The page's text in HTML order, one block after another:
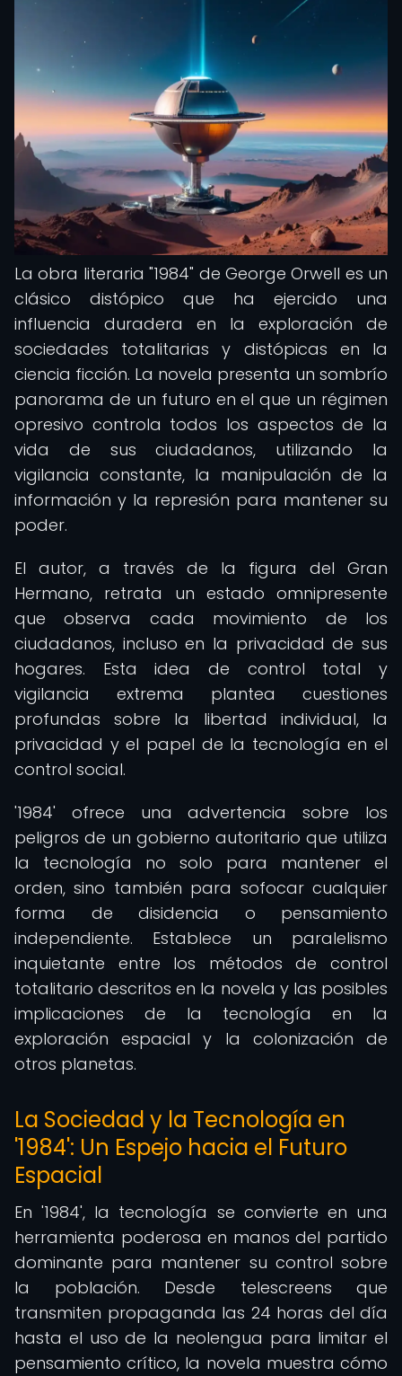
La obra literaria "1984" de George Orwell es un
clásico distópico que ha ejercido una
influencia duradera en la exploración de
sociedades totalitarias y distópicas en la
ciencia ficción. La novela presenta un sombrío
panorama de un futuro en el que un régimen
opresivo controla todos los aspectos de la
vida de sus ciudadanos, utilizando la
vigilancia constante, la manipulación de la
información y la represión para mantener su
poder.
El autor, a través de la figura del Gran
Hermano, retrata un estado omnipresente
que observa cada movimiento de los
ciudadanos, incluso en la privacidad de sus
hogares. Esta idea de control total y
vigilancia extrema plantea cuestiones
profundas sobre la libertad individual, la
privacidad y el papel de la tecnología en el
control social.
'1984' ofrece una advertencia sobre los
peligros de un gobierno autoritario que utiliza
la tecnología no solo para mantener el
orden, sino también para sofocar cualquier
forma de disidencia o pensamiento
independiente. Establece un paralelismo
inquietante entre los métodos de control
totalitario descritos en la novela y las posibles
implicaciones de la tecnología en la
exploración espacial y la colonización de
otros planetas.
La Sociedad y la Tecnología en
'1984': Un Espejo hacia el Futuro
Espacial
En '1984', la tecnología se convierte en una
herramienta poderosa en manos del partido
dominante para mantener su control sobre
la población. Desde telescreens que
transmiten propaganda las 24 horas del día
hasta el uso de la neolengua para limitar el
pensamiento crítico, la novela muestra cómo